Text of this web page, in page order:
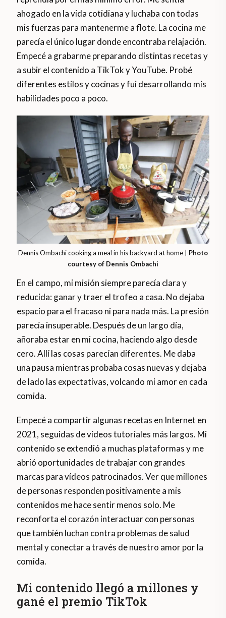
ahogado en la vida cotidiana y luchaba con todas
mis fuerzas para mantenerme a flote. La cocina me
parecía el único lugar donde encontraba relajación.
Empecé a grabarme preparando distintas recetas y
a subir el contenido a TikTok y YouTube. Probé
diferentes estilos y cocinas y fui desarrollando mis
habilidades poco a poco.
Dennis Ombachi cooking a meal in his backyard at home | Photo
courtesy of Dennis Ombachi
En el campo, mi misión siempre parecía clara y
reducida: ganar y traer el trofeo a casa. No dejaba
espacio para el fracaso ni para nada más. La presión
parecía insuperable. Después de un largo día,
añoraba estar en mi cocina, haciendo algo desde
cero. Allí las cosas parecían diferentes. Me daba
una pausa mientras probaba cosas nuevas y dejaba
de lado las expectativas, volcando mi amor en cada
comida.
Empecé a compartir algunas recetas en Internet en
2021, seguidas de vídeos tutoriales más largos. Mi
contenido se extendió a muchas plataformas y me
abrió oportunidades de trabajar con grandes
marcas para vídeos patrocinados. Ver que millones
de personas responden positivamente a mis
contenidos me hace sentir menos solo. Me
reconforta el corazón interactuar con personas
que también luchan contra problemas de salud
mental y conectar a través de nuestro amor por la
comida.
Mi contenido llegó a millones y
gané el premio TikTok